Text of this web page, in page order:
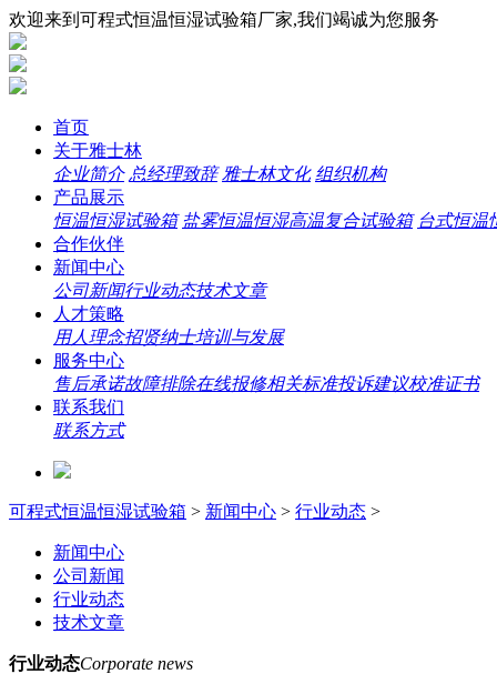
欢迎来到可程式恒温恒湿试验箱厂家,我们竭诚为您服务
首页
关于雅士林
企业简介 总经理致辞 雅士林文化 组织机构
产品展示
恒温恒湿试验箱 盐雾恒温恒湿高温复合试验箱 台式恒温
合作伙伴
新闻中心
公司新闻行业动态技术文章
人才策略
用人理念招贤纳士培训与发展
服务中心
售后承诺故障排除在线报修相关标准投诉建议校准证书
联系我们
联系方式
可程式恒温恒湿试验箱 > 新闻中心 > 行业动态 >
新闻中心
公司新闻
行业动态
技术文章
行业动态Corporate news